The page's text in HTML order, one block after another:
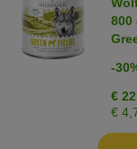
800
-
€
€